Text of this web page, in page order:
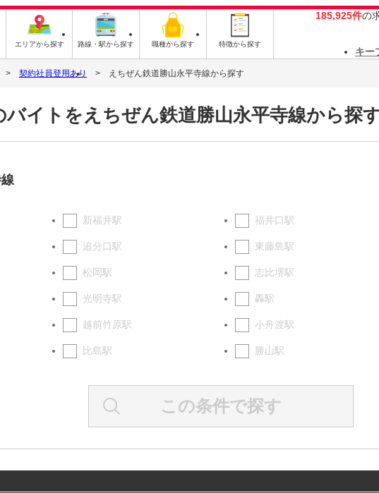
エリアから探す 路線・駅から探す 職種から探す 特徴から探す
185,925件の
キー
契約社員登用あり えちぜん鉄道勝山永平寺線から探す
バイトをえちぜん鉄道勝山永平寺線から探
新福井駅 福井口駅
追分口駅 東藤島駅
松岡駅 志比堺駅
光明寺駅 轟駅
越前竹原駅 小舟渡駅
比島駅 勝山駅
この条件で探す